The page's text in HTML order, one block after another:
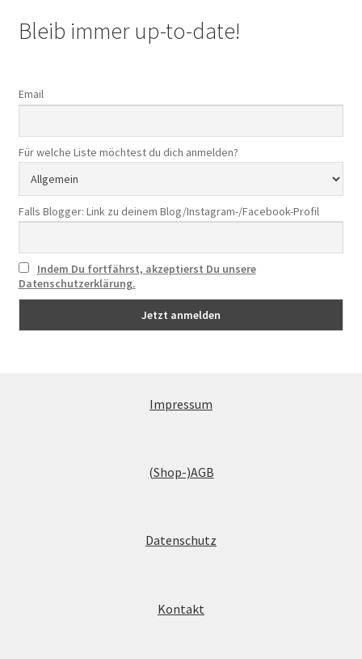
Bleib immer up-to-date!
Email
Für welche Liste möchtest du dich anmelden?
Falls Blogger: Link zu deinem Blog/Instagram-/Facebook-Profil
Indem Du fortfährst, akzeptierst Du unsere
Datenschutzerklärung.
Impressum
(Shop-)AGB
Datenschutz
Kontakt